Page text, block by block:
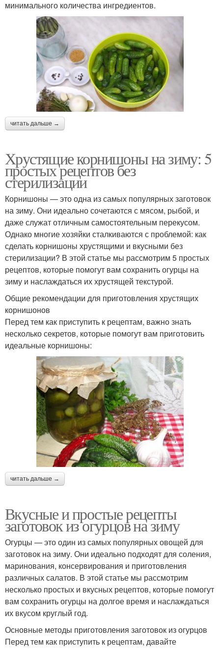
минимального количества ингредиентов.
читать дальше →
Хрустящие корнишоны на зиму: 5
простых рецептов без
стерилизации
Корнишоны — это одна из самых популярных заготовок
на зиму. Они идеально сочетаются с мясом, рыбой, и
даже служат отличным самостоятельным перекусом.
Однако многие хозяйки сталкиваются с проблемой: как
сделать корнишоны хрустящими и вкусными без
стерилизации? В этой статье мы рассмотрим 5 простых
рецептов, которые помогут вам сохранить огурцы на
зиму и наслаждаться их хрустящей текстурой.
Общие рекомендации для приготовления хрустящих
корнишонов
Перед тем как приступить к рецептам, важно знать
несколько секретов, которые помогут вам приготовить
идеальные корнишоны:
читать дальше →
Вкусные и простые рецепты
заготовок из огурцов на зиму
Огурцы — это один из самых популярных овощей для
заготовок на зиму. Они идеально подходят для соления,
маринования, консервирования и приготовления
различных салатов. В этой статье мы рассмотрим
несколько простых и вкусных рецептов, которые помогут
вам сохранить огурцы на долгое время и наслаждаться
их вкусом круглый год.
Основные методы приготовления заготовок из огурцов
Перед тем как приступить к рецептам, давайте